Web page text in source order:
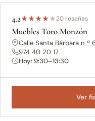
4.2★★★★★20 reseñas
Muebles Toro Monzón
Calle Santa Bárbara n º
974 40 20 17
Hoy: 9:30–13:30
Ver